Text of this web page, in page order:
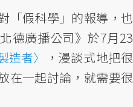
「假科學」的報導，也
德廣播公司》於7月23
造者〉
，漫談式地把很
在一起討論，就需要很